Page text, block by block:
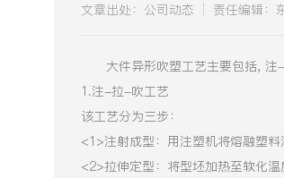
文章出处：公司动态 责任编辑：
大件异形吹塑工艺主要包括, 注-
1.注-拉-吹工艺
该工艺分为三步：
<1>‌注射成型‌：用注塑机将熔融塑
<2>‌拉伸定型‌：将型坯加热至软化